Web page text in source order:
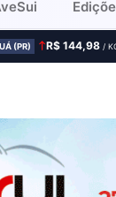
(PR) R$ 144,98 /